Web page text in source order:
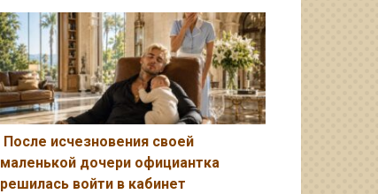
После исчезновения своей
маленькой дочери официантка
решилась войти в кабинет